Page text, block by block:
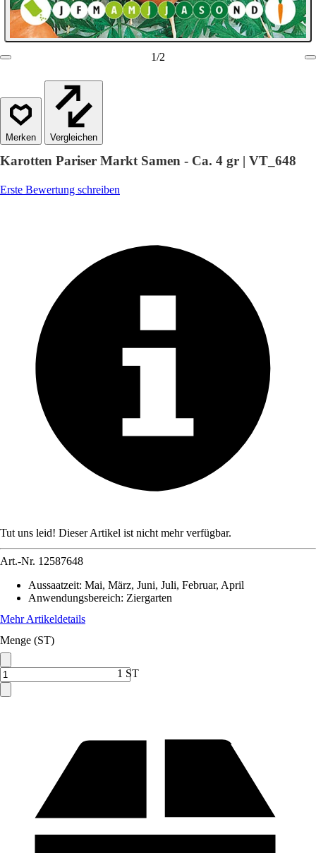
1/2
Vergleichen
Karotten Pariser Markt Samen - Ca. 4 gr | VT_648
Erste Bewertung schreiben
Tut uns leid! Dieser Artikel ist nicht mehr verfügbar.
Art.-Nr. 12587648
Aussaatzeit: Mai, März, Juni, Juli, Februar, April
Anwendungsbereich: Ziergarten
Mehr Artikeldetails
Menge (ST)
1 ST